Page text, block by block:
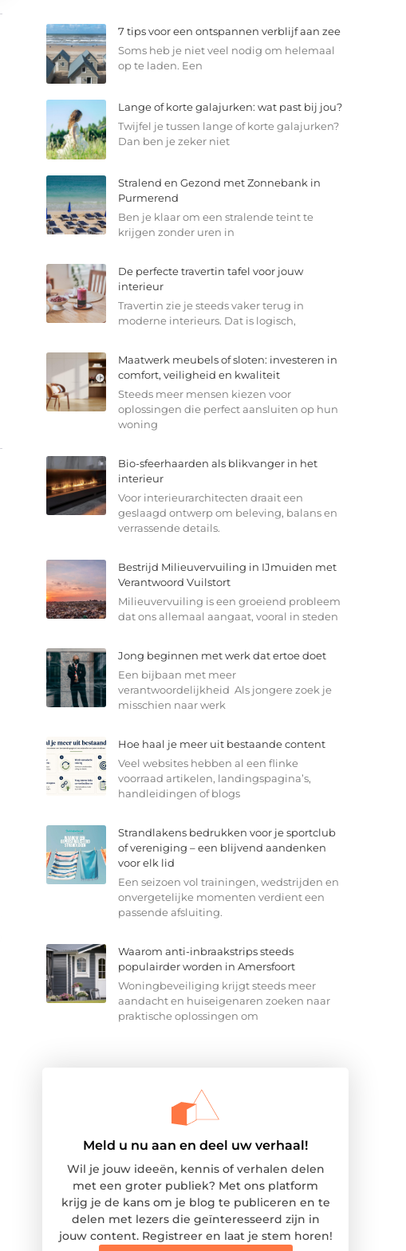
7 tips voor een ontspannen verblijf aan zee
Soms heb je niet veel nodig om helemaal
op te laden. Een
Lange of korte galajurken: wat past bij jou?
Twijfel je tussen lange of korte galajurken?
Dan ben je zeker niet
Stralend en Gezond met Zonnebank in
Purmerend
Ben je klaar om een stralende teint te
krijgen zonder uren in
De perfecte travertin tafel voor jouw
interieur
Travertin zie je steeds vaker terug in
moderne interieurs. Dat is logisch,
Maatwerk meubels of sloten: investeren in
comfort, veiligheid en kwaliteit
Steeds meer mensen kiezen voor
oplossingen die perfect aansluiten op hun
woning
Bio-sfeerhaarden als blikvanger in het
interieur
Voor interieurarchitecten draait een
geslaagd ontwerp om beleving, balans en
verrassende details.
Bestrijd Milieuvervuiling in IJmuiden met
Verantwoord Vuilstort
Milieuvervuiling is een groeiend probleem
dat ons allemaal aangaat, vooral in steden
Jong beginnen met werk dat ertoe doet
Een bijbaan met meer
verantwoordelijkheid Als jongere zoek je
misschien naar werk
Hoe haal je meer uit bestaande content
Veel websites hebben al een flinke
voorraad artikelen, landingspagina’s,
handleidingen of blogs
Strandlakens bedrukken voor je sportclub
of vereniging – een blijvend aandenken
voor elk lid
Een seizoen vol trainingen, wedstrijden en
onvergetelijke momenten verdient een
passende afsluiting.
Waarom anti-inbraakstrips steeds
populairder worden in Amersfoort
Woningbeveiliging krijgt steeds meer
aandacht en huiseigenaren zoeken naar
praktische oplossingen om
Meld u nu aan en deel uw verhaal!
Wil je jouw ideeën, kennis of verhalen delen
met een groter publiek? Met ons platform
krijg je de kans om je blog te publiceren en te
delen met lezers die geïnteresseerd zijn in
jouw content. Registreer en laat je stem horen!